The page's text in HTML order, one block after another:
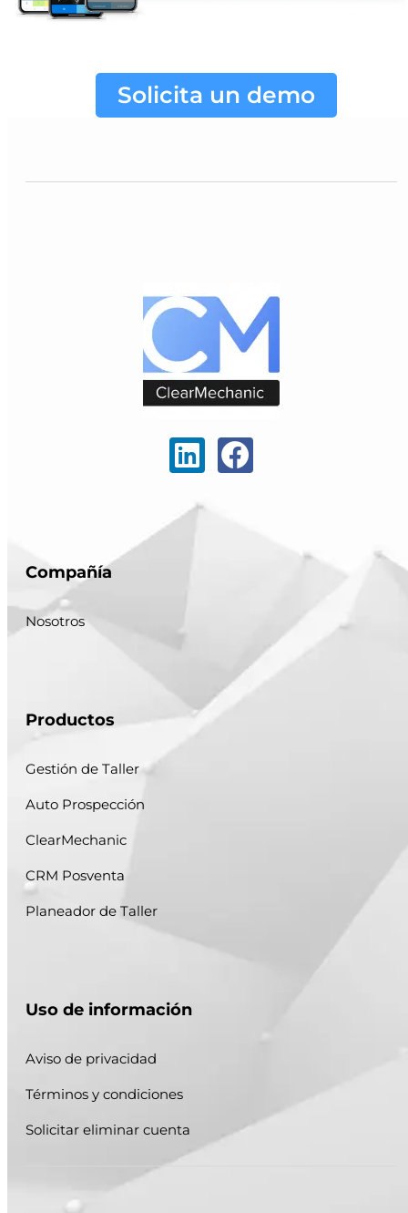
Solicita un demo
Compañía
Nosotros
Productos
Gestión de Taller
Auto Prospección
ClearMechanic
CRM Posventa
Planeador de Taller
Uso de información
Aviso de privacidad
Términos y condiciones
Solicitar eliminar cuenta